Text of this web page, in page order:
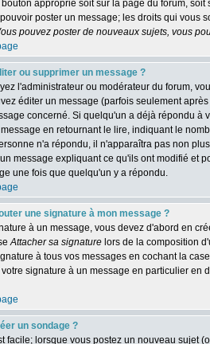
approprié soit sur la page du forum,
poster un message; les droits qui vous
pouvez poster de nouveaux sujets, vous
ou supprimer un message ?
l'administrateur ou modérateur du forum,
éditer un message (parfois seulement
concerné. Si quelqu'un a déjà répondu à
en retournant le lire, indiquant le
n'a répondu, il n'apparaîtra pas non
message expliquant ce qu'ils ont modifié et
une fois que quelqu'un y a répondu.
une signature à mon message ?
à un message, vous devez d'abord en
Attacher sa signature lors de la composition
à tous vos messages en cochant la
signature à un message en particulier en
un sondage ?
facile; lorsque vous postez un nouveau sujet